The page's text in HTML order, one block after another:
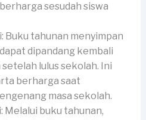
sesudah siswa
Buku tahunan menyimpan
dipandang kembali
lulus sekolah. Ini
berharga saat
masa sekolah.
Melalui buku tahunan,